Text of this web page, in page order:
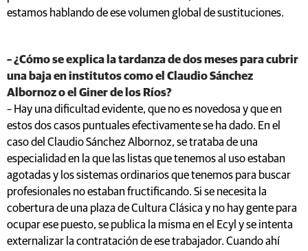
estamos hablando de ese volumen global de sustituciones.
– ¿Cómo se explica la tardanza de dos meses para cubrir
una baja en institutos como el Claudio Sánchez
Albornoz o el Giner de los Ríos?
– Hay una dificultad evidente, que no es novedosa y que en
estos dos casos puntuales efectivamente se ha dado. En el
caso del Claudio Sánchez Albornoz, se trataba de una
especialidad en la que las listas que tenemos al uso estaban
agotadas y los sistemas ordinarios que tenemos para buscar
profesionales no estaban fructificando. Si se necesita la
cobertura de una plaza de Cultura Clásica y no hay gente para
ocupar ese puesto, se publica la misma en el Ecyl y se intenta
externalizar la contratación de ese trabajador. Cuando ahí